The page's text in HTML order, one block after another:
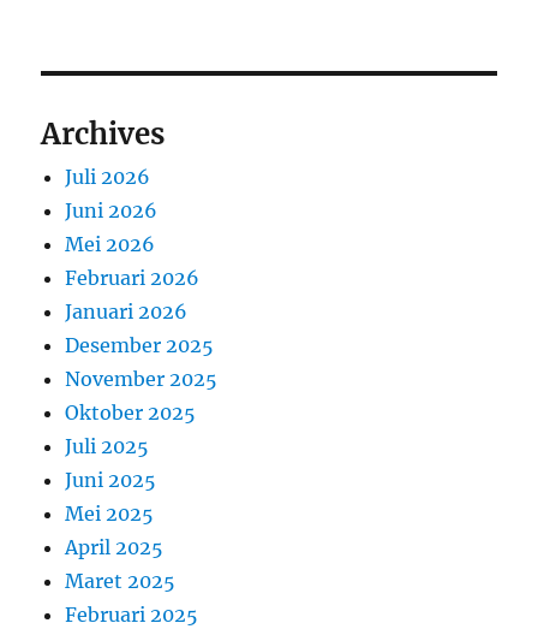
Archives
Juli 2026
Juni 2026
Mei 2026
Februari 2026
Januari 2026
Desember 2025
November 2025
Oktober 2025
Juli 2025
Juni 2025
Mei 2025
April 2025
Maret 2025
Februari 2025